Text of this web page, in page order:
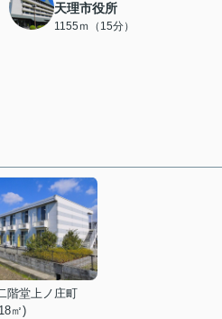
天理市役所
1155ｍ（15分）
階堂上ノ庄町
㎡)